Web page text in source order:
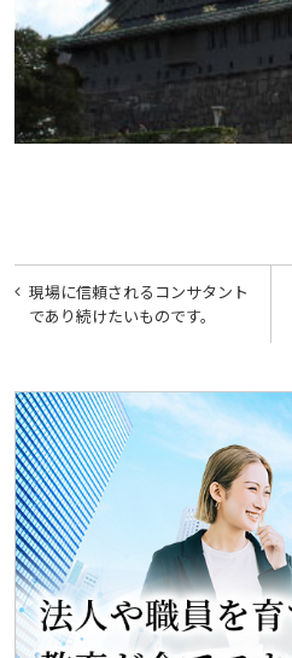
投
稿
ビ
ゲ
ー
シ
ョ
ン
現場に信頼されるコンサタント
であり続けたいものです。